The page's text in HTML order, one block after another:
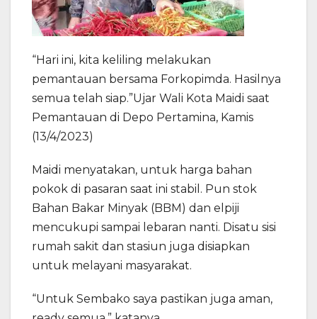
“Hari ini, kita keliling melakukan
pemantauan bersama Forkopimda. Hasilnya
semua telah siap.”Ujar Wali Kota Maidi saat
Pemantauan di Depo Pertamina, Kamis
(13/4/2023)
Maidi menyatakan, untuk harga bahan
pokok di pasaran saat ini stabil. Pun stok
Bahan Bakar Minyak (BBM) dan elpiji
mencukupi sampai lebaran nanti. Disatu sisi
rumah sakit dan stasiun juga disiapkan
untuk melayani masyarakat.
“Untuk Sembako saya pastikan juga aman,